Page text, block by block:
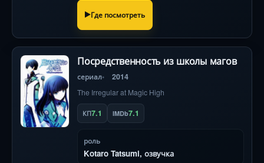
Где посмотреть
Посредственность из школы магов
сериал 2014
The Irregular at Magic High
КП7.1 IMDb7.1
роль
Kotaro Tatsumi, озвучка